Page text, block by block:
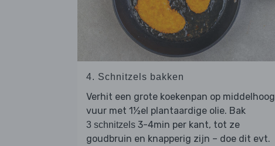
4. Schnitzels bakken
Verhit een grote koekenpan op middelhoog
vuur met 1½el plantaardige olie. Bak
3 schnitzels 3-4min per kant, tot ze
goudbruin en knapperig zijn – doe dit evt.